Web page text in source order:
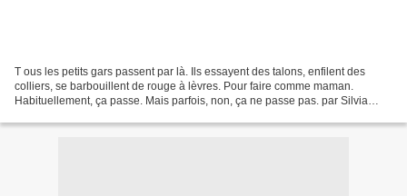
T ous les petits gars passent par là. Ils essayent des talons, enfilent des
colliers, se barbouillent de rouge à lèvres. Pour faire comme maman.
Habituellement, ça passe. Mais parfois, non, ça ne passe pas. par Silvia